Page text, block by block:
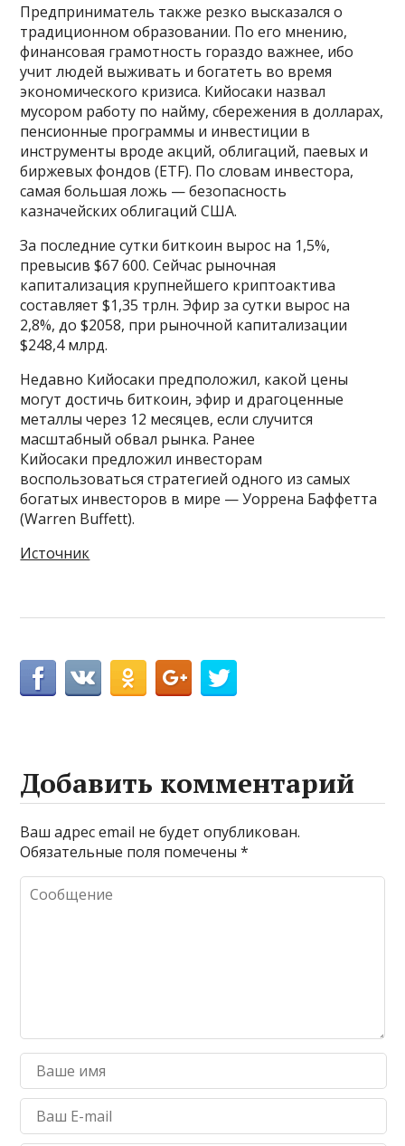
Предприниматель также резко высказался о
традиционном образовании. По его мнению,
финансовая грамотность гораздо важнее, ибо
учит людей выживать и богатеть во время
экономического кризиса. Кийосаки назвал
мусором работу по найму, сбережения в долларах,
пенсионные программы и инвестиции в
инструменты вроде акций, облигаций, паевых и
биржевых фондов (ETF). По словам инвестора,
самая большая ложь — безопасность
казначейских облигаций США.
За последние сутки биткоин вырос на 1,5%,
превысив $67 600. Сейчас рыночная
капитализация крупнейшего криптоактива
составляет $1,35 трлн. Эфир за сутки вырос на
2,8%, до $2058, при рыночной капитализации
$248,4 млрд.
Недавно Кийосаки предположил, какой цены
могут достичь биткоин, эфир и драгоценные
металлы через 12 месяцев, если случится
масштабный обвал рынка. Ранее
Кийосаки предложил инвесторам
воспользоваться стратегией одного из самых
богатых инвесторов в мире — Уоррена Баффетта
(Warren Buffett).
Источник
Добавить комментарий
Ваш адрес email не будет опубликован.
Обязательные поля помечены*